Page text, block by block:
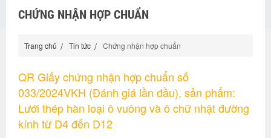
CHỨNG NHẬN HỢP CHUẨN
Trang chủ Tin tức Chứng nhận hợp chuẩn
QR Giấy chứng nhận hợp chuẩn số
033/2024VKH (Đánh giá lần đầu), sản phẩm:
Lưới thép hàn loại ô vuông và ô chữ nhật đường
kính từ D4 đến D12